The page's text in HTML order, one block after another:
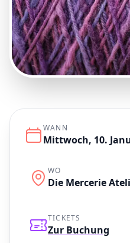
WANN
Mittwoch, 10.
WO
Die Mercerie
TICKETS
Zur Buchung